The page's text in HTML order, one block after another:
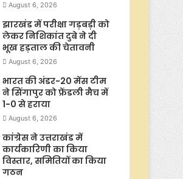
August 6, 2026
झारखंड में परीक्षा गड़बड़ी को
लेकर निशिकांत दुबे ने दी
भूख हड़ताल की चेतावनी
August 6, 2026
भारत की अंडर-20 मेंस टीम
ने सिंगापुर को फ्रेंडली मैच में
1-0 से हराया
August 6, 2026
कांग्रेस ने उत्तराखंड में
कार्यकारिणी का किया
विस्तार, समितियों का किया
गठन